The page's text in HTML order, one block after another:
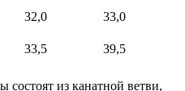
32,0 33,0
33,5 39,5
состоят из канатной ветви,